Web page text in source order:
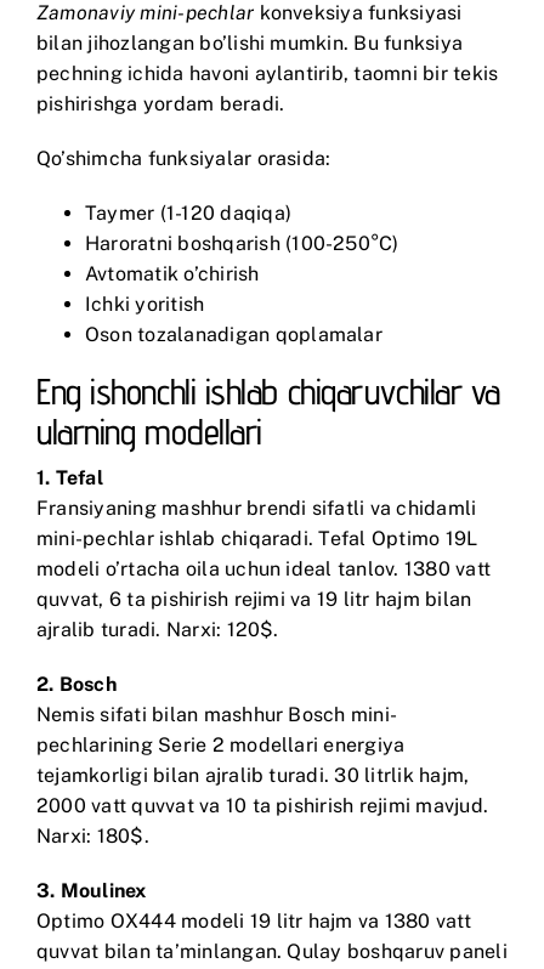
Zamonaviy mini-pechlar konveksiya funksiyasi
bilan jihozlangan bo’lishi mumkin. Bu funksiya
pechning ichida havoni aylantirib, taomni bir tekis
pishirishga yordam beradi.
Qo’shimcha funksiyalar orasida:
Taymer (1-120 daqiqa)
Haroratni boshqarish (100-250°C)
Avtomatik o’chirish
Ichki yoritish
Oson tozalanadigan qoplamalar
Eng ishonchli ishlab chiqaruvchilar va
ularning modellari
1. Tefal
Fransiyaning mashhur brendi sifatli va chidamli
mini-pechlar ishlab chiqaradi. Tefal Optimo 19L
modeli o’rtacha oila uchun ideal tanlov. 1380 vatt
quvvat, 6 ta pishirish rejimi va 19 litr hajm bilan
ajralib turadi. Narxi: 120$.
2. Bosch
Nemis sifati bilan mashhur Bosch mini-
pechlarining Serie 2 modellari energiya
tejamkorligi bilan ajralib turadi. 30 litrlik hajm,
2000 vatt quvvat va 10 ta pishirish rejimi mavjud.
Narxi: 180$.
3. Moulinex
Optimo OX444 modeli 19 litr hajm va 1380 vatt
quvvat bilan ta’minlangan. Qulay boshqaruv paneli